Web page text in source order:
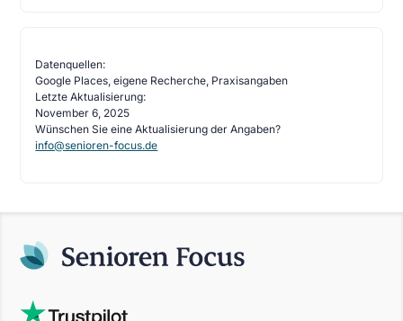
Datenquellen:
Google Places, eigene Recherche, Praxisangaben
Letzte Aktualisierung:
November 6, 2025
Wünschen Sie eine Aktualisierung der Angaben?
info@senioren-focus.de